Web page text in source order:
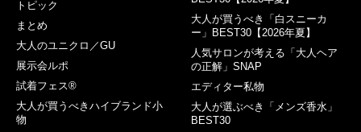
トピック
まとめ
大人のユニクロ／GU
展示会ルポ
試着フェス®︎
大人が買うべきハイブランド小
物
大人が買うべき「白スニーカ
ー」BEST30【2026年夏】
人気サロンが考える「大人ヘア
の正解」SNAP
エディター私物
大人が選ぶべき「メンズ香水」
BEST30